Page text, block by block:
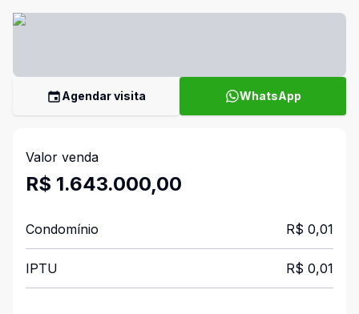
Agendar visita WhatsApp
Valor venda
R$ 1.643.000,00
Condomínio R$ 0,01
IPTU R$ 0,01